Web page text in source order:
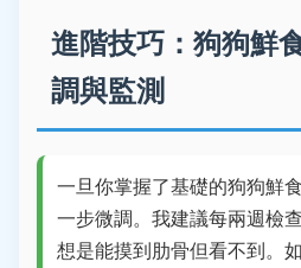
進階技巧：狗狗鮮
調與監測
一旦你掌握了基礎的狗狗鮮
一步微調。我建議每兩週檢
想是能摸到肋骨但看不到。